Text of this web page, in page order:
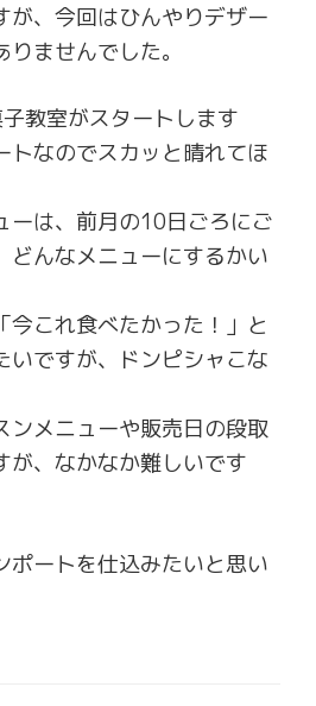
が、今回はひんやりデザー
ませんでした。
教室がスタートします
トなのでスカッと晴れてほ
ーは、前月の10日ごろにご
どんなメニューにするかい
今これ食べたかった！」と
いですが、ドンピシャこな
ンメニューや販売日の段取
が、なかなか難しいです
ポートを仕込みたいと思い